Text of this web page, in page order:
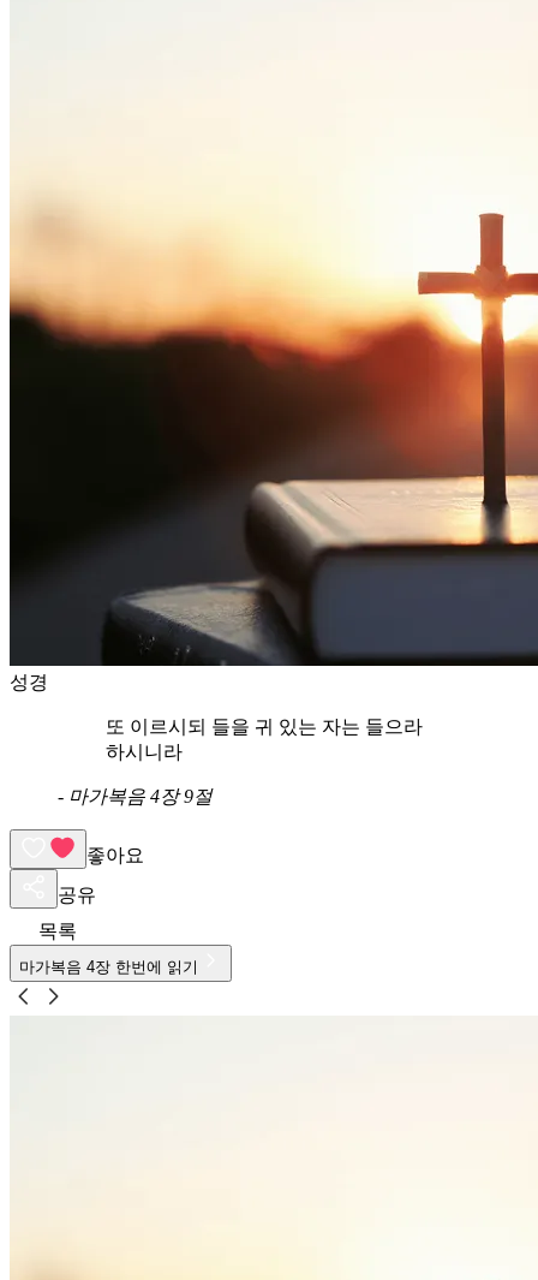
성경
또 이르시되 들을 귀 있는 자는 들으라
하시니라
- 마가복음 4장 9절
좋아요
공유
목록
마가복음 4장 한번에 읽기